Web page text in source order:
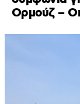
Ορμούζ –